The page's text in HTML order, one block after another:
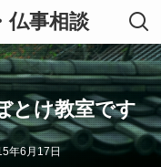
仏事相談
け教室です
年6月17日